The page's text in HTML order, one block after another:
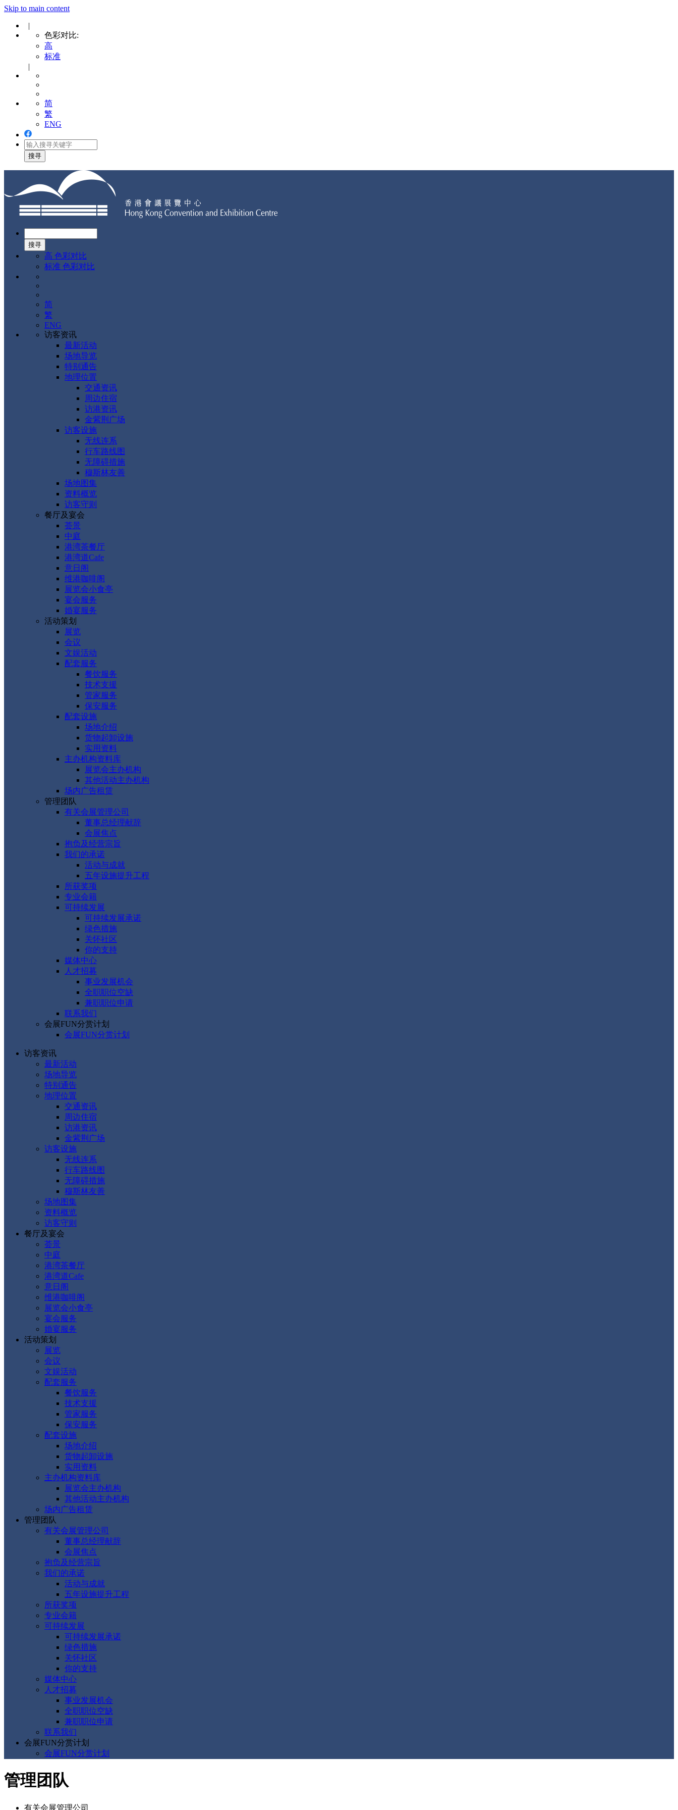
Skip to main content
|
色彩对比:
高
标准
|
简
繁
ENG
navigation
高 色彩对比
标准 色彩对比
简
繁
ENG
访客资讯
最新活动
场地导览
特别通告
地理位置
交通资讯
周边住宿
访港资讯
金紫荆广场
访客设施
无线连系
行车路线图
无障碍措施
穆斯林友善
场地图集
资料概览
访客守则
餐厅及宴会
荟景
中庭
港湾茶餐厅
港湾道Cafe
意日阁
维港咖啡阁
展览会小食亭
宴会服务
婚宴服务
活动策划
展览
会议
文娱活动
配套服务
餐饮服务
技术支援
管家服务
保安服务
配套设施
场地介绍
货物起卸设施
实用资料
主办机构资料库
展览会主办机构
其他活动主办机构
场内广告租赁
管理团队
有关会展管理公司
董事总经理献辞
会展焦点
抱负及经营宗旨
我们的承诺
活动与成就
五年设施提升工程
所获奖项
专业会籍
可持续发展
可持续发展承诺
绿色措施
关怀社区
你的支持
媒体中心
人才招募
事业发展机会
全职职位空缺
兼职职位申请
联系我们
会展FUN分赏计划
会展FUN分赏计划
访客资讯
最新活动
场地导览
特别通告
地理位置
交通资讯
周边住宿
访港资讯
金紫荆广场
访客设施
无线连系
行车路线图
无障碍措施
穆斯林友善
场地图集
资料概览
访客守则
餐厅及宴会
荟景
中庭
港湾茶餐厅
港湾道Cafe
意日阁
维港咖啡阁
展览会小食亭
宴会服务
婚宴服务
活动策划
展览
会议
文娱活动
配套服务
餐饮服务
技术支援
管家服务
保安服务
配套设施
场地介绍
货物起卸设施
实用资料
主办机构资料库
展览会主办机构
其他活动主办机构
场内广告租赁
管理团队
有关会展管理公司
董事总经理献辞
会展焦点
抱负及经营宗旨
我们的承诺
活动与成就
五年设施提升工程
所获奖项
专业会籍
可持续发展
可持续发展承诺
绿色措施
关怀社区
你的支持
媒体中心
人才招募
事业发展机会
全职职位空缺
兼职职位申请
联系我们
会展FUN分赏计划
会展FUN分赏计划
管理团队
有关会展管理公司